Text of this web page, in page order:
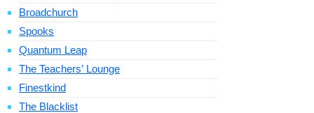
Broadchurch
Spooks
Quantum Leap
The Teachers’ Lounge
Finestkind
The Blacklist